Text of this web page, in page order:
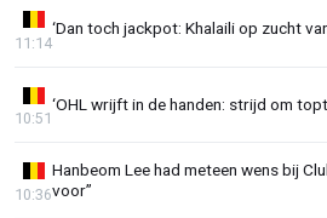
‘Dan toch jackpot: Khalaili op zucht
11:14
‘OHL wrijft in de handen: strijd om
10:51
Hanbeom Lee had meteen wens bij
voor”
10:36